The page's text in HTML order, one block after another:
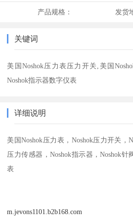
产品规格： 发货
关键词
美国Noshok压力表压力开关,美国
Noshok指示器数字仪表
详细说明
美国Noshok压力表，Noshok压力开关，
压力传感器，Noshok指示器，Noshok针
表
m.jevons1101.b2b168.com